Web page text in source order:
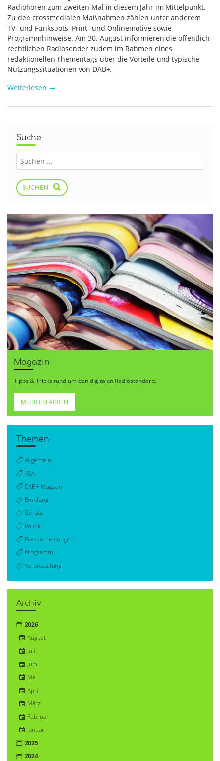
Radiohören zum zweiten Mal in diesem Jahr im Mittelpunkt.
Zu den crossmedialen Maßnahmen zählen unter anderem
TV- und Funkspots, Print- und Onlinemotive sowie
Programmhinweise. Am 30. August informieren die öffentlich-
rechtlichen Radiosender zudem im Rahmen eines
redaktionellen Thementags über die Vorteile und typische
Nutzungssituationen von DAB+.
Weiterlesen →
Suche
SUCHEN
Magazin
Tipps & Tricks rund um den digitalen Radiostandard.
MEHR ERFAHREN
Themen
Allgemein
ASA
DAB+ Magazin
Empfang
Geräte
Politik
Pressemeldungen
Programm
Veranstaltung
Archiv
2026
August
Juli
Juni
Mai
April
März
Februar
Januar
2025
2024